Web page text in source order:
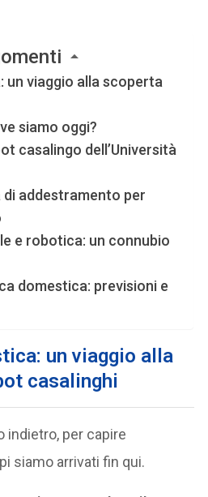
un viaggio alla scoperta
siamo oggi?
casalingo dell’Università
di addestramento per
e robotica: un connubio
domestica: previsioni e
un viaggio alla
casalinghi
indietro, per capire
siamo arrivati fin qui.